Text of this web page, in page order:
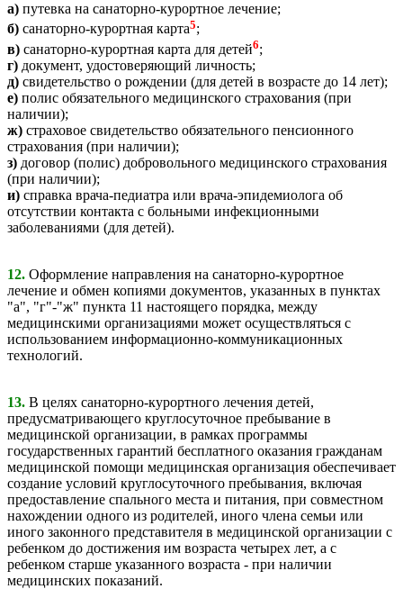
а) путевка на санаторно-курортное лечение;
б) санаторно-курортная карта5;
в) санаторно-курортная карта для детей6;
г) документ, удостоверяющий личность;
д) свидетельство о рождении (для детей в возрасте до 14 лет);
е) полис обязательного медицинского страхования (при
наличии);
ж) страховое свидетельство обязательного пенсионного
страхования (при наличии);
з) договор (полис) добровольного медицинского страхования
(при наличии);
и) справка врача-педиатра или врача-эпидемиолога об
отсутствии контакта с больными инфекционными
заболеваниями (для детей).
12. Оформление направления на санаторно-курортное
лечение и обмен копиями документов, указанных в пунктах
"а", "г"-"ж" пункта 11 настоящего порядка, между
медицинскими организациями может осуществляться с
использованием информационно-коммуникационных
технологий.
13. В целях санаторно-курортного лечения детей,
предусматривающего круглосуточное пребывание в
медицинской организации, в рамках программы
государственных гарантий бесплатного оказания гражданам
медицинской помощи медицинская организация обеспечивает
создание условий круглосуточного пребывания, включая
предоставление спального места и питания, при совместном
нахождении одного из родителей, иного члена семьи или
иного законного представителя в медицинской организации с
ребенком до достижения им возраста четырех лет, а с
ребенком старше указанного возраста - при наличии
медицинских показаний.